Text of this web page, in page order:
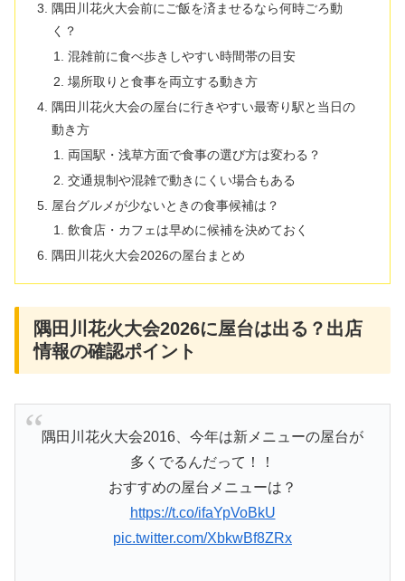
隅田川花火大会前にご飯を済ませるなら何時ごろ動
く？
混雑前に食べ歩きしやすい時間帯の目安
場所取りと食事を両立する動き方
隅田川花火大会の屋台に行きやすい最寄り駅と当日の
動き方
両国駅・浅草方面で食事の選び方は変わる？
交通規制や混雑で動きにくい場合もある
屋台グルメが少ないときの食事候補は？
飲食店・カフェは早めに候補を決めておく
隅田川花火大会2026の屋台まとめ
隅田川花火大会2026に屋台は出る？出店
情報の確認ポイント
隅田川花火大会2016、今年は新メニューの屋台が
多くでるんだって！！
おすすめの屋台メニューは？
https://t.co/ifaYpVoBkU
pic.twitter.com/XbkwBf8ZRx